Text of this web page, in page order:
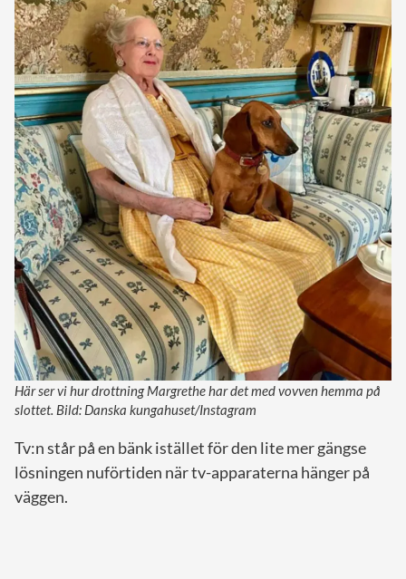
Här ser vi hur drottning Margrethe har det med vovven hemma på
slottet. Bild: Danska kungahuset/Instagram
Tv:n står på en bänk istället för den lite mer gängse
lösningen nuförtiden när tv-apparaterna hänger på
väggen.